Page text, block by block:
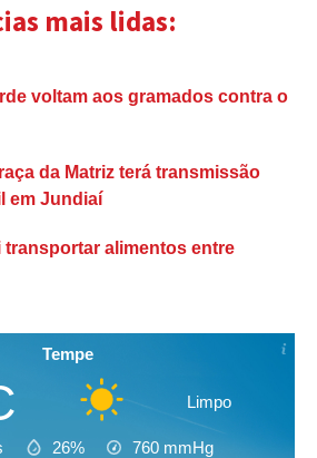
mais lidas:
voltam aos gramados contra o
da Matriz terá transmissão
em Jundiaí
transportar alimentos entre
Tempe
Limpo
26% 760 mmHg